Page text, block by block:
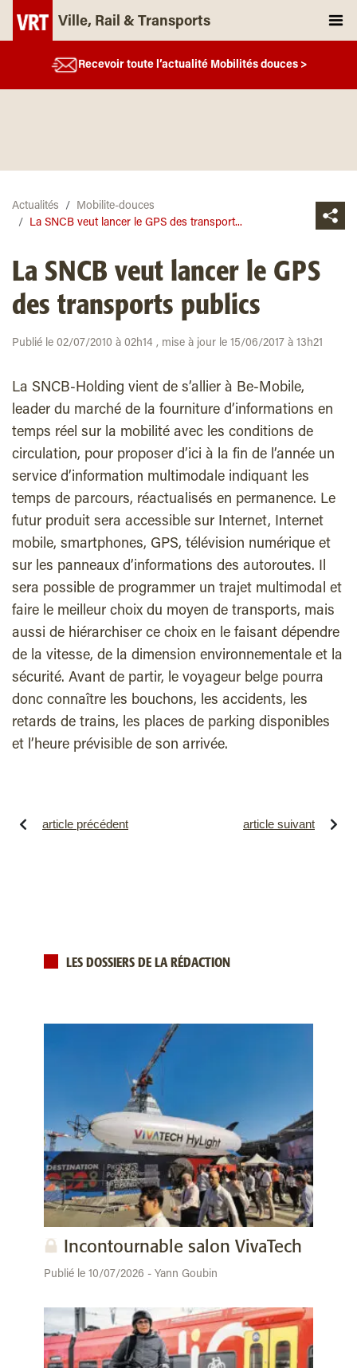
Ville, Rail & Transports
Recevoir toute l’actualité Mobilités douces >
Actualités
Mobilite-douces
La SNCB veut lancer le GPS des transport...
La SNCB veut lancer le GPS
des transports publics
Publié le 02/07/2010 à 02h14 , mise à jour le 15/06/2017 à 13h21
La SNCB-Holding vient de s’allier à Be-Mobile,
leader du marché de la fourniture d’informations en
temps réel sur la mobilité avec les conditions de
circulation, pour proposer d’ici à la fin de l’année un
service d’information multimodale indiquant les
temps de parcours, réactualisés en permanence. Le
futur produit sera accessible sur Internet, Internet
mobile, smartphones, GPS, télévision numérique et
sur les panneaux d’informations des autoroutes. Il
sera possible de programmer un trajet multimodal et
faire le meilleur choix du moyen de transports, mais
aussi de hiérarchiser ce choix en le faisant dépendre
de la vitesse, de la dimension environnementale et la
sécurité. Avant de partir, le voyageur belge pourra
donc connaître les bouchons, les accidents, les
retards de trains, les places de parking disponibles
et l’heure prévisible de son arrivée.
article précédent article suivant
LES DOSSIERS DE LA RÉDACTION
Incontournable salon VivaTech
Publié le 10/07/2026 - Yann Goubin